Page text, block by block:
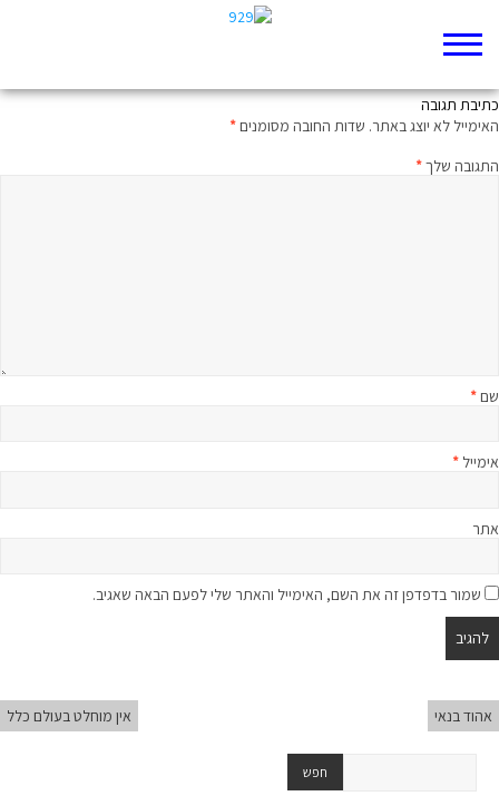
כתיבת תגובה
האימייל לא יוצג באתר. שדות החובה מסומנים*
התגובה שלך*
שם*
אימייל *
אתר
שמור בדפדפן זה את השם, האימייל והאתר שלי לפעם הבאה שאגיב.
אהוד בנאי אין מוחלט בעולם כלל